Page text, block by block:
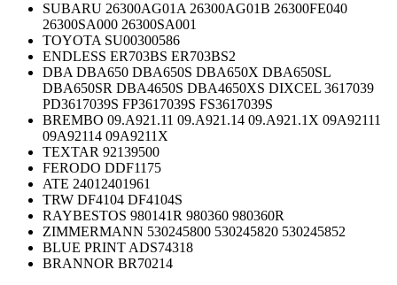
SUBARU 26300AG01A 26300AG01B 26300FE040
26300SA000 26300SA001
TOYOTA SU00300586
ENDLESS ER703BS ER703BS2
DBA DBA650 DBA650S DBA650X DBA650SL
DBA650SR DBA4650S DBA4650XS DIXCEL 3617039
PD3617039S FP3617039S FS3617039S
BREMBO 09.A921.11 09.A921.14 09.A921.1X 09A92111
09A92114 09A9211X
TEXTAR 92139500
FERODO DDF1175
ATE 24012401961
TRW DF4104 DF4104S
RAYBESTOS 980141R 980360 980360R
ZIMMERMANN 530245800 530245820 530245852
BLUE PRINT ADS74318
BRANNOR BR70214